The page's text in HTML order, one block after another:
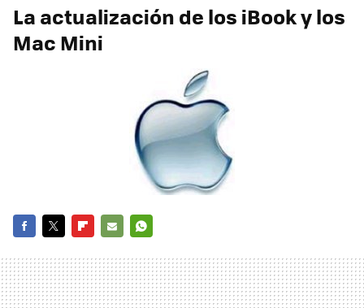
La actualización de los iBook y los
Mac Mini
MAIL